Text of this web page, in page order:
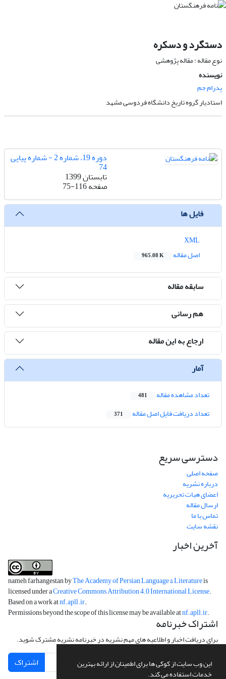
این وب سایت از کوکی ها برای اطمینان از ارائه بهترین
خدمات استفاده می کند.
دستگرد و دسکره
نوع مقاله : مقاله پژوهشی
نویسنده
پدرام جم
استادیار گروه تاریخ دانشگاه فردوسی مشهد
دوره 19، شماره 2 - شماره پیاپی
74
تابستان 1399
صفحه75-116
فایل ها
اصل مقاله
965.08 K
سابقه مقاله
هم رسانی
ارجاع به این مقاله
آمار
تعداد مشاهده مقاله 481
تعداد دریافت فایل اصل مقاله 371
دسترسی سریع
صفحه اصلی
درباره نشریه
اعضای هیات تحریریه
ارسال مقاله
تماس با ما
نقشه سایت
آخرین اخبار
nameh farhangestan byThe Academy of Persian Language & Literatureis
licensed under aCreative Commons Attribution 4.0 International License.
Based on a work atnf.apll.ir.
Permissions beyond the scope of this license may be available atnf.apll.ir.
اشتراک خبرنامه
برای دریافت اخبار و اطلاعیه های مهم نشریه در خبرنامه نشریه مشترک شوید.
اشتراک